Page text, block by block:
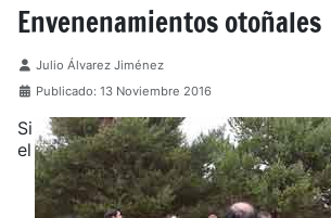
Envenenamientos otoñales
Detalles
Julio Álvarez Jiménez
Publicado: 13 Noviembre 2016
Si
el